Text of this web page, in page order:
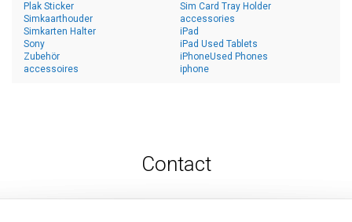
Plak Sticker
Sim Card Tray Holder
Simkaarthouder
Simkarten Halter
Sony
Zubehör
accessoires
accessories
iPad
iPad Used Tablets
iPhoneUsed Phones
iphone
Contact